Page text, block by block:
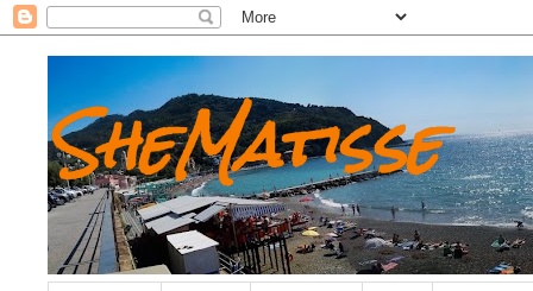
SheMatisse